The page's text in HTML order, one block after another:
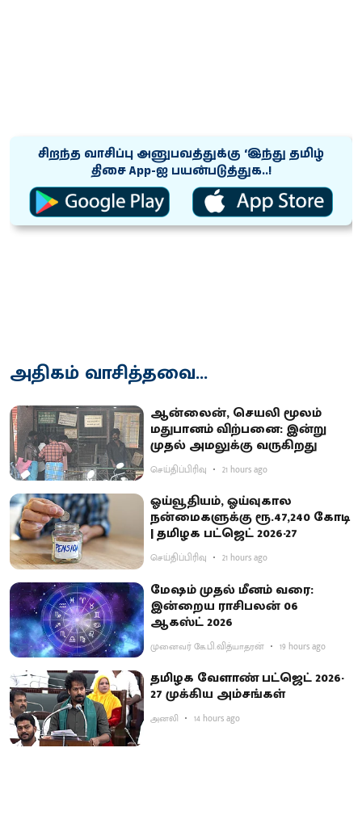
சிறந்த வாசிப்பு அனுபவத்துக்கு ‘இந்து தமிழ்
திசை App-ஐ பயன்படுத்துக..!
அதிகம் வாசித்தவை...
ஆன்லைன், செயலி மூலம்
மதுபானம் விற்பனை: இன்று
முதல் அமலுக்கு வருகிறது
செய்திப்பிரிவு 21 hours ago
ஓய்வூதியம், ஓய்வுகால
நன்மைகளுக்கு ரூ.47,240 கோடி
| தமிழக பட்ஜெட் 2026-27
செய்திப்பிரிவு 21 hours ago
மேஷம் முதல் மீனம் வரை:
இன்றைய ராசிபலன் 06
ஆகஸ்ட் 2026
முனைவர் கே.பி.வித்யாதரன் 19 hours ago
தமிழக வேளாண் பட்ஜெட் 2026-
27 முக்கிய அம்சங்கள்
அனலி 14 hours ago